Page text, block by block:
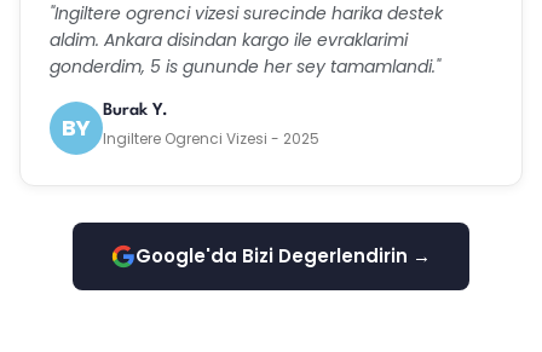
"Ingiltere ogrenci vizesi surecinde harika destek
aldim. Ankara disindan kargo ile evraklarimi
gonderdim, 5 is gununde her sey tamamlandi."
BY
Burak Y.
Ingiltere Ogrenci Vizesi - 2025
Google'da Bizi Degerlendirin →